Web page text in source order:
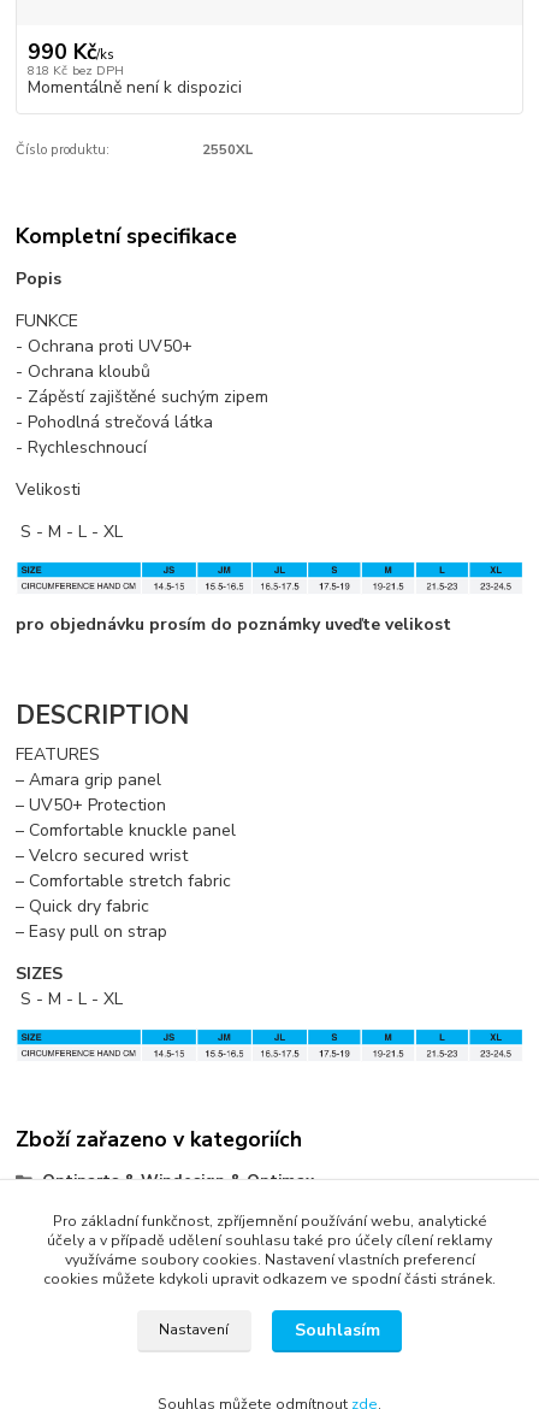
990 Kč/ks
818 Kč bez DPH
Momentálně není k dispozici
Číslo produktu: 2550XL
Kompletní specifikace
Popis
FUNKCE
- Ochrana proti UV50+
- Ochrana kloubů
- Zápěstí zajištěné suchým zipem
- Pohodlná strečová látka
- Rychleschnoucí
Velikosti
S - M - L - XL
pro objednávku prosím do poznámky uveďte velikost
DESCRIPTION
FEATURES
– Amara grip panel
– UV50+ Protection
– Comfortable knuckle panel
– Velcro secured wrist
– Comfortable stretch fabric
– Quick dry fabric
– Easy pull on strap
SIZES
S - M - L - XL
Zboží zařazeno v kategoriích
Optiparts & Windesign & Optimax
Oblečení a doplňky
Pro základní funkčnost, zpříjemnění používání webu, analytické
účely a v případě udělení souhlasu také pro účely cílení reklamy
využíváme soubory cookies. Nastavení vlastních preferencí
cookies můžete kdykoli upravit odkazem ve spodní části stránek.
Nastavení Souhlasím
Souhlas můžete odmítnout zde.